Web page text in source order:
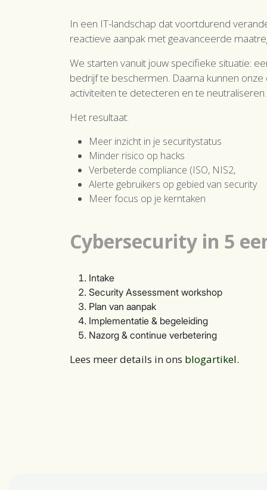
In een IT-landschap dat voortdurend
reactieve aanpak met geavanceerde
We starten vanuit jouw specifieke situatie:
bedrijf te beschermen. Daarna kunnen
activiteiten te detecteren en te neutraliseren.
Het resultaat:
Meer inzicht in je securitystatus
Minder risico op hacks
Verbeterde compliance (ISO, NIS2,
Alerte gebruikers op gebied van security
Meer focus op je kerntaken
Cybersecurity in 5
Intake
Security Assessment workshop
Plan van aanpak
Implementatie & begeleiding
Nazorg & continue verbetering
Lees meer details in ons blogartikel.